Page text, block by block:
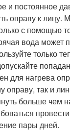
и постоянное
оправу к лицу.
с помощью
вода может
только
для нагрева
оправу, так и
больше чем
пары дней.